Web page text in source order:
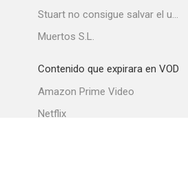
Stuart no consigue salvar el universo
Muertos S.L.
Contenido que expirara en VOD
Amazon Prime Video
Netflix